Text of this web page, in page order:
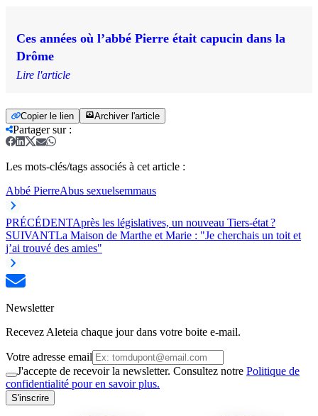
Ces années où l’abbé Pierre était capucin dans la
Drôme
Lire l'article
Copier le lien Archiver l'article
Partager sur:
Les mots-clés/tags associés à cet article :
Abbé PierreAbus sexuelsemmaus
PRÉCÉDENTAprès les législatives, un nouveau Tiers-état ?
SUIVANTLa Maison de Marthe et Marie : "Je cherchais un toit et
j’ai trouvé des amies"
Newsletter
Recevez Aleteia chaque jour dans votre boite e-mail.
Votre adresse email
J'accepte de recevoir la newsletter. Consultez notre Politique de
confidentialité pour en savoir plus.
S'inscrire